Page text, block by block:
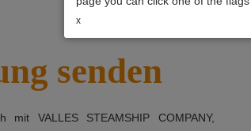
x
senden
mit VALLES STEAMSHIP COMPANY,